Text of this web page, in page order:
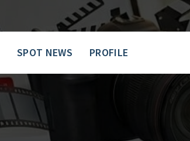
PROFILE
SPOT NEWS